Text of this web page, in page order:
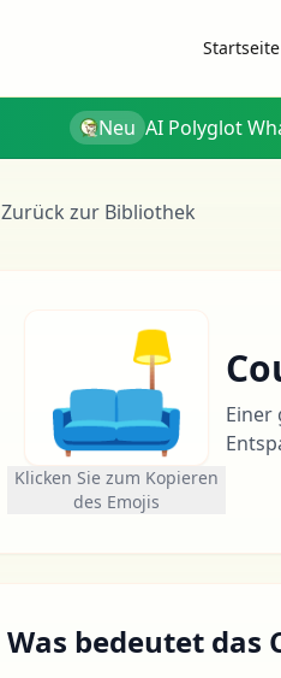
Startseite
Neu AI Polyglot
Zurück zur Bibliothek
🛋
Klicken Sie zum Kopieren
des Emojis
Einer
Was bedeutet das